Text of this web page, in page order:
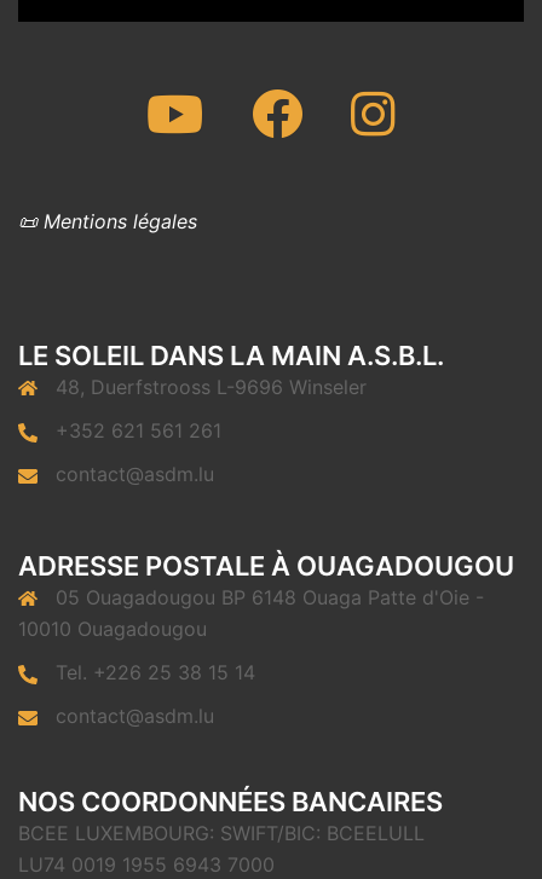
Youtube FacebookInstagram
📜 Mentions légales
LE SOLEIL DANS LA MAIN A.S.B.L.
48, Duerfstrooss L-9696 Winseler
+352 621 561 261
contact@asdm.lu
ADRESSE POSTALE À OUAGADOUGOU
05 Ouagadougou BP 6148 Ouaga Patte d'Oie -
10010 Ouagadougou
Tel. +226 25 38 15 14
contact@asdm.lu
NOS COORDONNÉES BANCAIRES
BCEE LUXEMBOURG: SWIFT/BIC: BCEELULL
LU74 0019 1955 6943 7000